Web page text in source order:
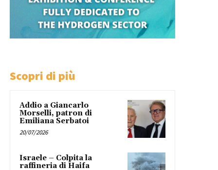
Scopri di più
Addio a Giancarlo
Morselli, patron di
Emiliana Serbatoi
20/07/2026
Israele – Colpita la
raffineria di Haifa